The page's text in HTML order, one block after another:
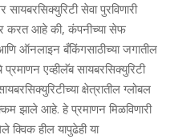
सायबरसिक्युरिटी सेवा पुरविणारी
करत आहे की, कंपनीच्या सेफ
ऑनलाइन बँकिंगसाठीच्या जगातील
एव्हीलॅब सायबरसिक्युरिटी
क्षेत्रातील ग्लोबल
झाले आहे. हे प्रमाणन मिळविणारी
क्विक हील यापुढेही या